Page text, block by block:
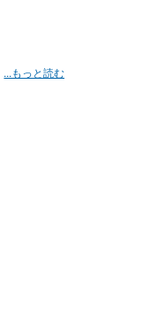
...もっと読む